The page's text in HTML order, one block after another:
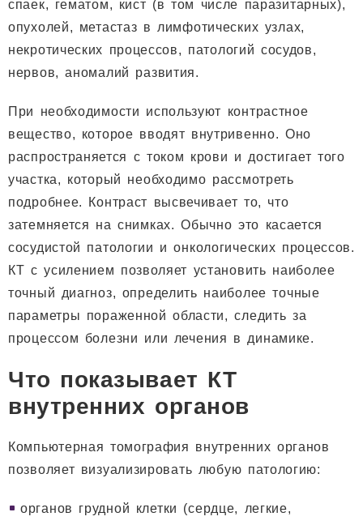
спаек, гематом, кист (в том числе паразитарных),
опухолей, метастаз в лимфотических узлах,
некротических процессов, патологий сосудов,
нервов, аномалий развития.
При необходимости используют контрастное
вещество, которое вводят внутривенно. Оно
распространяется с током крови и достигает того
участка, который необходимо рассмотреть
подробнее. Контраст высвечивает то, что
затемняется на снимках. Обычно это касается
сосудистой патологии и онкологических процессов.
КТ с усилением позволяет установить наиболее
точный диагноз, определить наиболее точные
параметры пораженной области, следить за
процессом болезни или лечения в динамике.
Что показывает КТ
внутренних органов
Компьютерная томография внутренних органов
позволяет визуализировать любую патологию:
органов грудной клетки (сердце, легкие,